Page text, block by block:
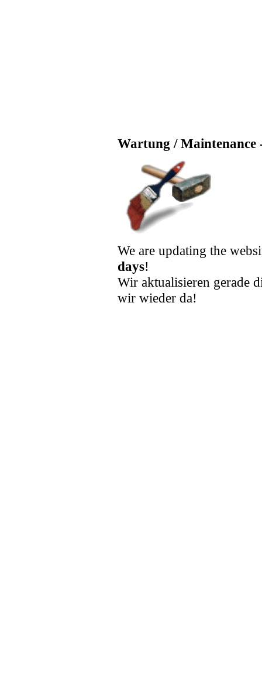
Wartung / Maintenance
We are updating the
days!
Wir aktualisieren gerade
wir wieder da!